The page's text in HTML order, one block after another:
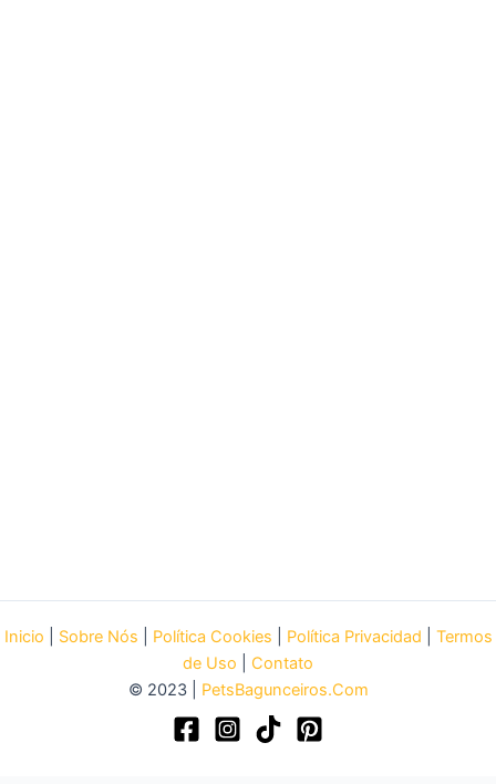
Inicio Sobre Nós Política Cookies Política Privacidad
Termos
de Uso
Contato
© 2023 | PetsBagunceiros.Com